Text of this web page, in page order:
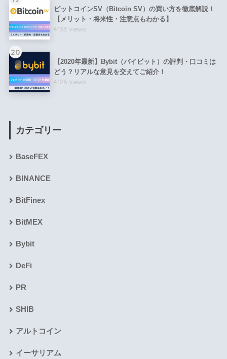
ビットコインSV（Bitcoin SV）の買い方を徹底解説！
【メリット・将来性・注意点もわかる】
4133 views
20
【2020年最新】Bybit（バイビット）の評判・口コミは
どう？リアルな意見を交えてご紹介！
4126 views
カテゴリー
BaseFEX
BINANCE
BitFinex
BitMEX
Bybit
DeFi
PR
SHIB
アルトコイン
イーサリアム